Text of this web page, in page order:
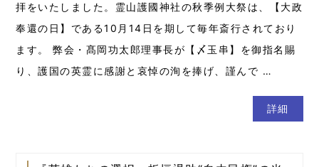
拝をいたしました。霊山護國神社の秋季例大祭は、【大政
奉還の日】である10月14日を期して毎年斎行されており
ます。 弊会・髙岡功太郎理事長が【〆玉串】を御指名賜
り、護国の英霊に感謝と哀悼の洵を捧げ、謹んで …
詳細